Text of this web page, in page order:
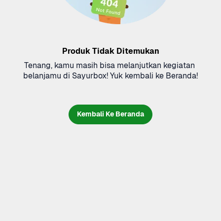
Produk Tidak Ditemukan
Tenang, kamu masih bisa melanjutkan kegiatan
belanjamu di Sayurbox! Yuk kembali ke Beranda!
Kembali Ke Beranda